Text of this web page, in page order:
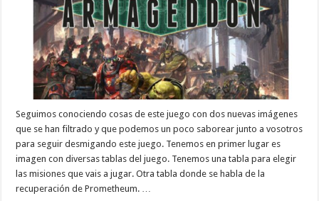
Seguimos conociendo cosas de este juego con dos nuevas imágenes
que se han filtrado y que podemos un poco saborear junto a vosotros
para seguir desmigando este juego. Tenemos en primer lugar es
imagen con diversas tablas del juego. Tenemos una tabla para elegir
las misiones que vais a jugar. Otra tabla donde se habla de la
recuperación de Prometheum. …